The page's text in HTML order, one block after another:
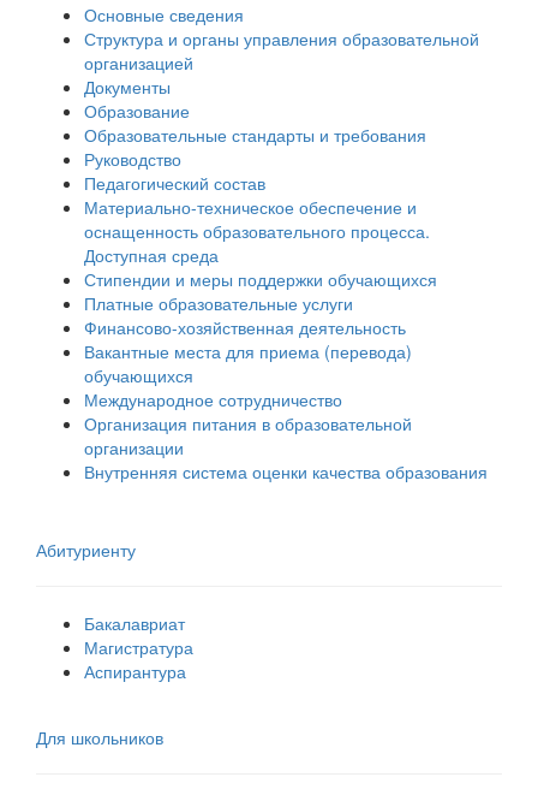
Основные сведения
Структура и органы управления образовательной
организацией
Документы
Образование
Образовательные стандарты и требования
Руководство
Педагогический состав
Материально-техническое обеспечение и
оснащенность образовательного процесса.
Доступная среда
Стипендии и меры поддержки обучающихся
Платные образовательные услуги
Финансово-хозяйственная деятельность
Вакантные места для приема (перевода)
обучающихся
Международное сотрудничество
Организация питания в образовательной
организации
Внутренняя система оценки качества образования
Абитуриенту
Бакалавриат
Магистратура
Аспирантура
Для школьников